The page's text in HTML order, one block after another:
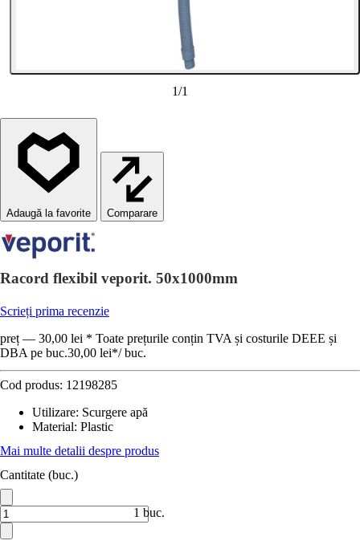
1/1
Comparare
Racord flexibil veporit. 50x1000mm
Scrieți prima recenzie
preț — 30,00 lei * Toate prețurile conțin TVA și costurile DEEE și
DBA pe buc.30,00 lei*/ buc.
Cod produs: 12198285
Utilizare: Scurgere apă
Material: Plastic
Mai multe detalii despre produs
Cantitate (buc.)
1 buc.